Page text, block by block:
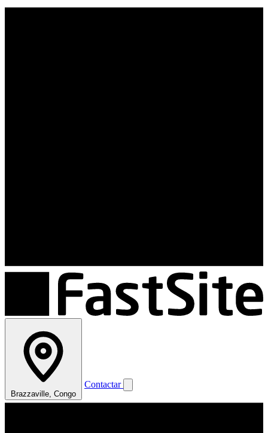
Brazzaville, Congo
Contactar